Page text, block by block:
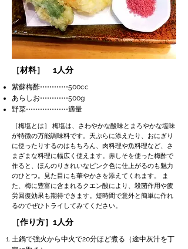
［材料］ 1人分
紫蘇梅酢⋯⋯⋯⋯500cc
あらしお⋯⋯⋯⋯500g
野菜⋯⋯⋯⋯⋯⋯適量
［梅塩とは］ 梅塩は、さわやかな酸味とまろやかな塩味
が特徴の万能調味料です。天ぷらに添えたり、おにぎり
に使ったりするのはもちろん、肉料理や魚料理など、さ
まざまな料理に幅広く使えます。赤しそを使った梅酢で
作ると、ほんのりきれいなピンク色に仕上がるのも魅力
のひとつ。見た目にも華やかさを添えてくれます。 ま
た、梅に豊富に含まれるクエン酸により、殺菌作用や疲
労回復効果も期待できます。短時間で意外と簡単に作れ
るのでぜひトライしてみてください。
［作り方］1人分
土鍋で強火から中火で20分ほど煮る（途中灰汁を丁